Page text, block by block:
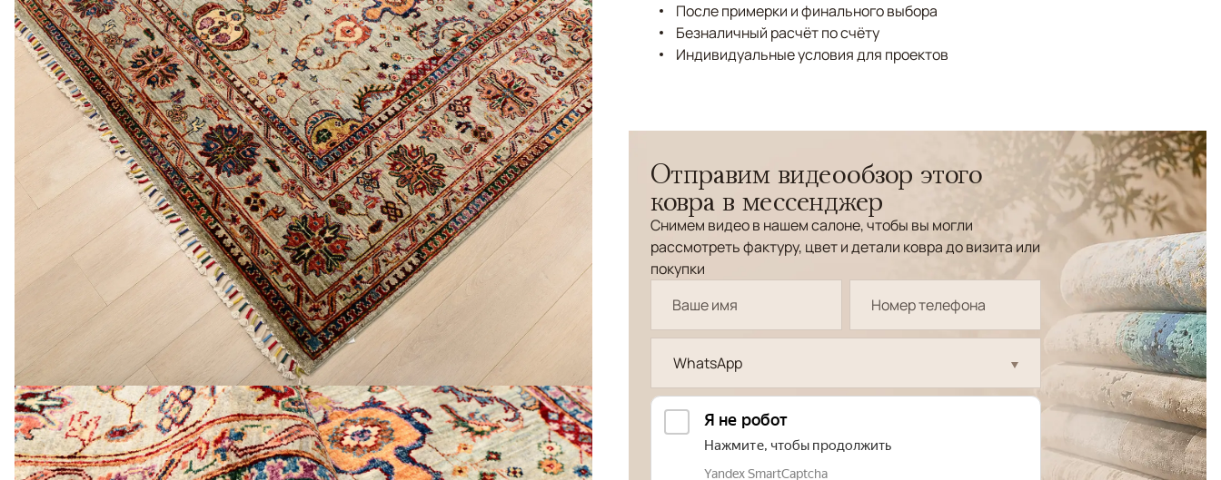
После примерки и финального выбора
Безналичный расчёт по счёту
Индивидуальные условия для проектов
Отправим видеообзор этого
ковра в мессенджер
Снимем видео в нашем салоне, чтобы вы могли
рассмотреть фактуру, цвет и детали ковра до визита или
покупки
WhatsApp